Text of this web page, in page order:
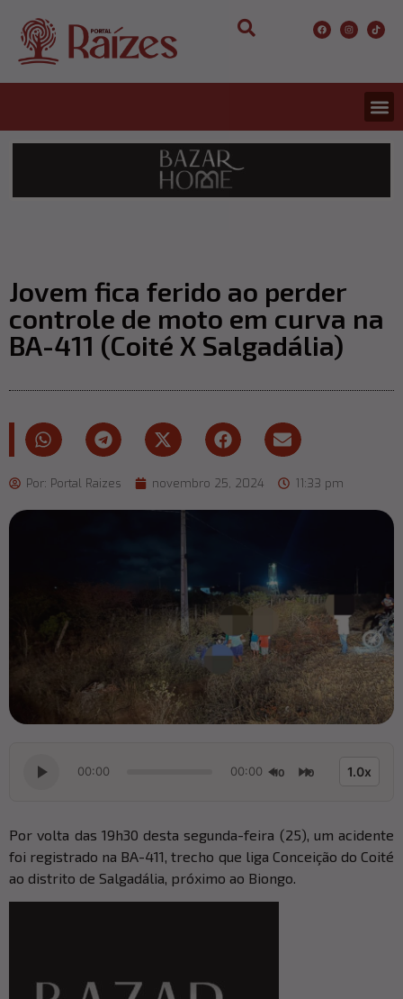
Jovem fica ferido ao perder
controle de moto em curva na
BA-411 (Coité X Salgadália)
Por: Portal Raizes novembro 25, 2024 11:33 pm
00:00 00:00 10 10 1.0x
Por volta das 19h30 desta segunda-feira (25), um acidente
foi registrado na BA-411, trecho que liga Conceição do Coité
ao distrito de Salgadália, próximo ao Biongo.